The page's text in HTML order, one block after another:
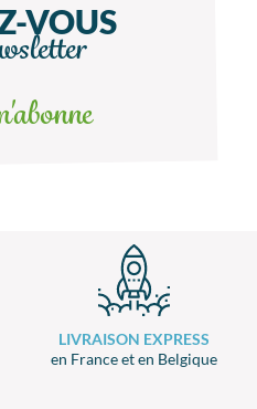
VOUS
LIVRAISON EXPRESS
en France et en Belgique